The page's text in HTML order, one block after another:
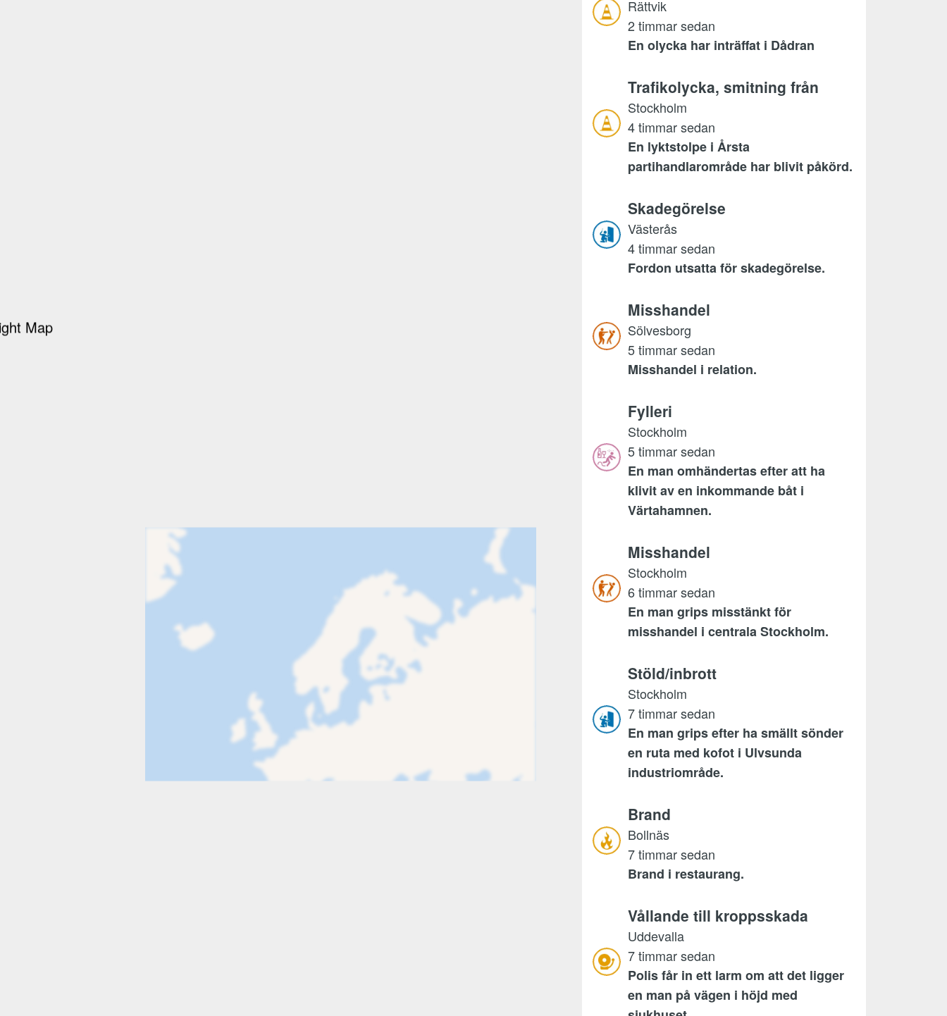
Rättvik
2 timmar sedan
En olycka har inträffat i Dådran
Trafikolycka, smitning från
Stockholm
4 timmar sedan
En lyktstolpe i Årsta
partihandlarområde har blivit påkörd.
Skadegörelse
Västerås
4 timmar sedan
Fordon utsatta för skadegörelse.
Misshandel
Sölvesborg
5 timmar sedan
Misshandel i relation.
Fylleri
Stockholm
5 timmar sedan
En man omhändertas efter att ha
klivit av en inkommande båt i
Värtahamnen.
Misshandel
Stockholm
6 timmar sedan
En man grips misstänkt för
misshandel i centrala Stockholm.
Stöld/inbrott
Stockholm
7 timmar sedan
En man grips efter ha smällt sönder
en ruta med kofot i Ulvsunda
industriområde.
Brand
Bollnäs
7 timmar sedan
Brand i restaurang.
Vållande till kroppsskada
Uddevalla
7 timmar sedan
Polis får in ett larm om att det ligger
en man på vägen i höjd med